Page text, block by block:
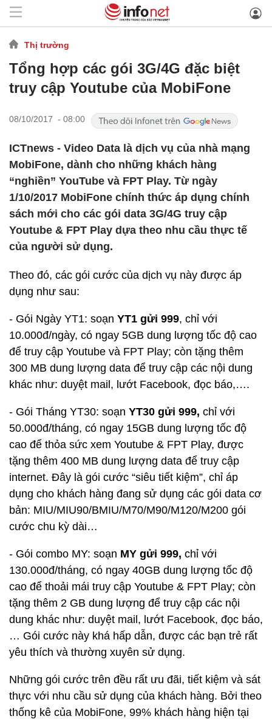
Thị trường
Tổng hợp các gói 3G/4G đặc biệt
truy cập Youtube của MobiFone
08/10/2017 - 08:00
ICTnews - Video Data là dịch vụ của nhà mạng
MobiFone, dành cho những khách hàng
“nghiền” YouTube và FPT Play. Từ ngày
1/10/2017 MobiFone chính thức áp dụng chính
sách mới cho các gói data 3G/4G truy cập
Youtube & FPT Play dựa theo nhu cầu thực tế
của người sử dụng.
Theo đó, các gói cước của dịch vụ này được áp
dụng như sau:
- Gói Ngày YT1: soạn YT1 gửi 999, chỉ với
10.000đ/ngày, có ngay 5GB dung lượng tốc độ cao
để truy cập Youtube và FPT Play; còn tặng thêm
300 MB dung lượng data để truy cập các nội dung
khác như: duyệt mail, lướt Facebook, đọc báo,….
- Gói Tháng YT30: soạn YT30 gửi 999, chỉ với
50.000đ/tháng, có ngay 15GB dung lượng tốc độ
cao để thỏa sức xem Youtube & FPT Play, được
tặng thêm 400 MB dung lượng data để truy cập
internet. Đây là gói cước “siêu tiết kiệm”, chỉ áp
dụng cho khách hàng đang sử dụng các gói data cơ
bản: MIU/MIU90/BMIU/M70/M90/M120/M200 gói
cước chu kỳ dài…
- Gói combo MY: soạn MY gửi 999, chỉ với
130.000đ/tháng, có ngay 40GB dung lượng tốc độ
cao để thoải mái truy cập Youtube & FPT Play; còn
tặng thêm 2 GB dung lượng để truy cập các nội
dung khác như: duyệt mail, lướt Facebook, đọc báo,
… Gói cước này khá hấp dẫn, được các bạn trẻ rất
yêu thích và thường xuyên sử dụng.
Những gói cước trên đều rất ưu đãi, tiết kiệm và sát
thực với nhu cầu sử dụng của khách hàng. Bởi theo
thống kê của MobiFone, 99% khách hàng hiện tại